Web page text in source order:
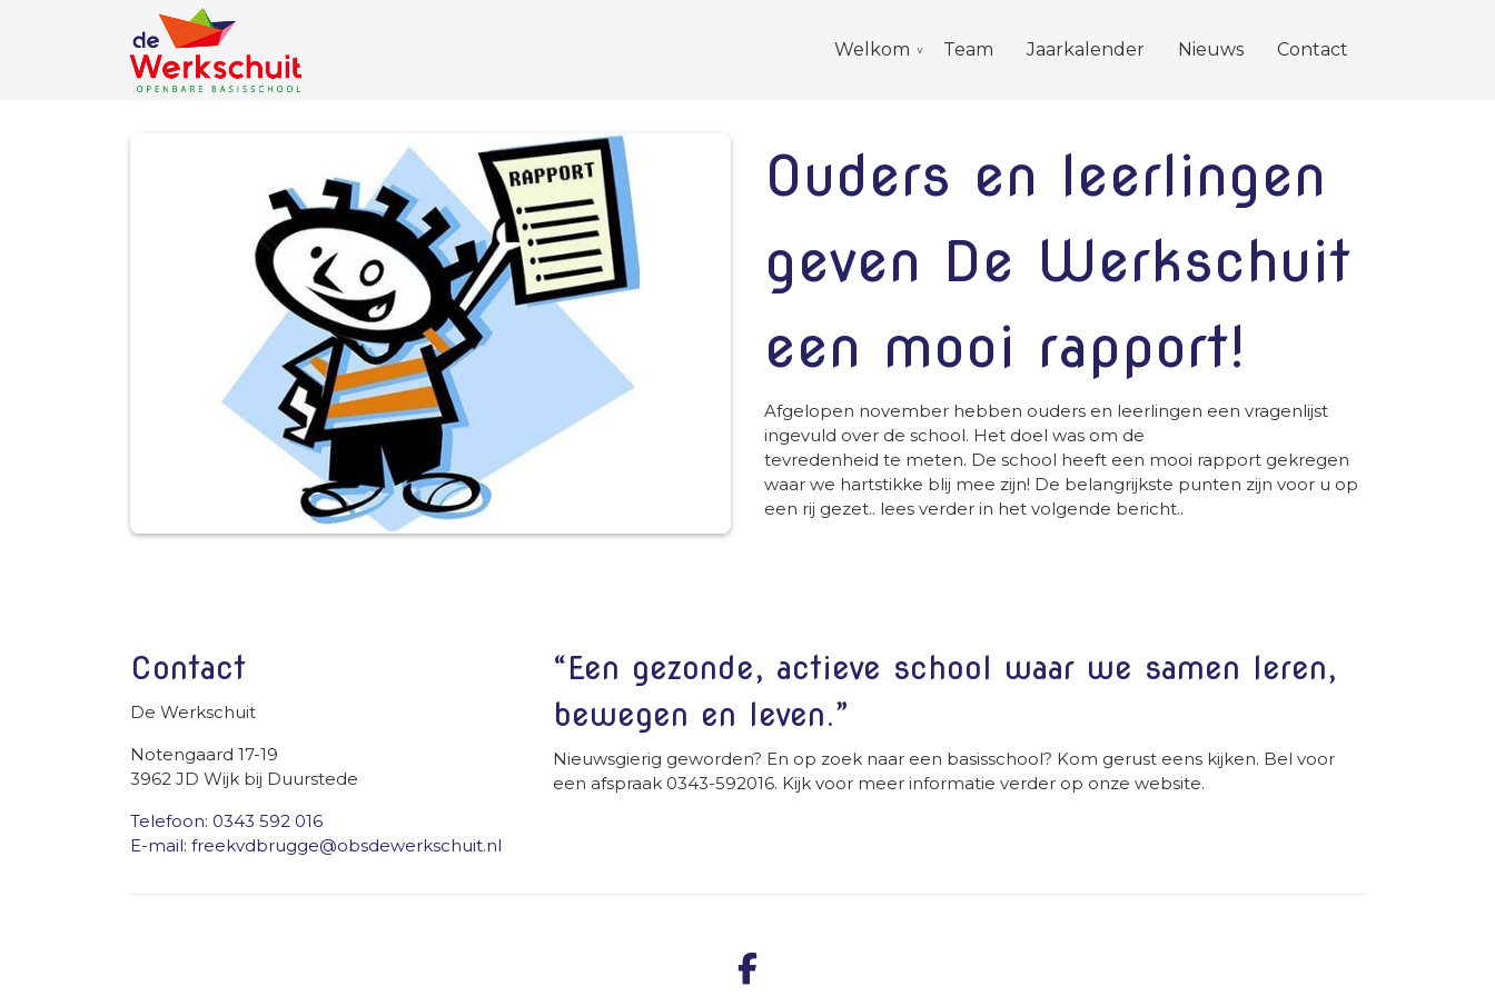
Welkom Team Jaarkalender Nieuws Contact
Ouders en leerlingen
geven De Werkschuit
een mooi rapport!
Afgelopen november hebben ouders en leerlingen een vragenlijst
ingevuld over de school. Het doel was om de
tevredenheid te meten. De school heeft een mooi rapport gekregen
waar we hartstikke blij mee zijn! De belangrijkste punten zijn voor u op
een rij gezet.. lees verder in het volgende bericht..
Contact
De Werkschuit
Notengaard 17-19
3962 JD Wijk bij Duurstede
Telefoon: 0343 592 016
E-mail: freekvdbrugge@obsdewerkschuit.nl
“Een gezonde, actieve school waar we samen leren,
bewegen en leven.”
Nieuwsgierig geworden? En op zoek naar een basisschool? Kom gerust eens kijken. Bel voor
een afspraak 0343-592016. Kijk voor meer informatie verder op onze website.